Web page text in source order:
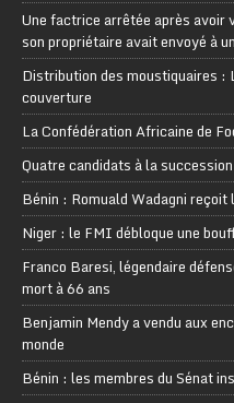
Une factrice arrêtée après avoir
son propriétaire avait envoyé à
Distribution des moustiquaires :
couverture
La Confédération Africaine de
Quatre candidats à la
Bénin : Romuald Wadagni
Niger : le FMI débloque une
Franco Baresi, légendaire
mort à 66 ans
Benjamin Mendy a vendu aux
monde
Bénin : les membres du Sénat